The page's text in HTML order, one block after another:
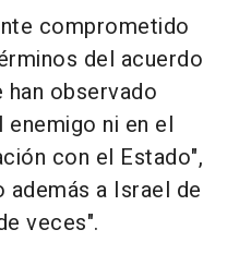
comprometido
del acuerdo
observado
ni en el
con el Estado",
además a Israel de
veces".